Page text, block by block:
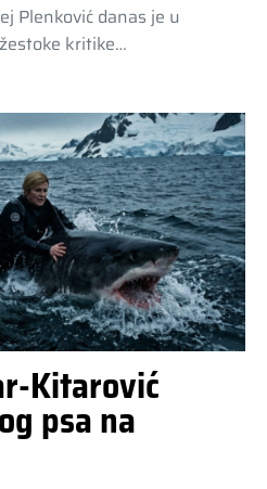
Plenković danas je u
kritike…
Kitarović
psa na